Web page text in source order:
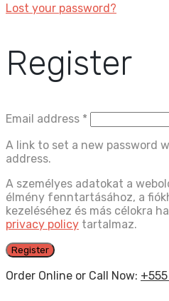
Lost your password?
Register
Email address *
A link to set a new password
address.
A személyes adatokat a
élmény fenntartásához, a
kezeléséhez és más célokra
privacy policy tartalmaz.
Register
Order Online or Call Now: